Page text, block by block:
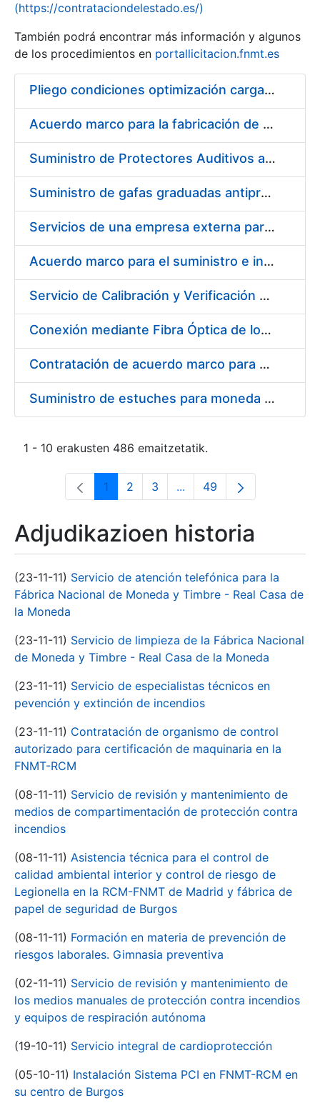
Erakutsi/Ezkutatu
(https://contrataciondelestado.es/)
También podrá encontrar más información y algunos
de los procedimientos en portallicitacion.fnmt.es
Pliego condiciones optimización cargas compras firmado
Acuerdo marco para la fabricación de piezas
Suministro de Protectores Auditivos a medida para las personas trabajadoras de los Centros de Trabajo de Madrid y Burgos
Suministro de gafas graduadas antiproyecciones para los trabajadores de la FNMT-RCM en los centros de trabajo de Madrid y Burgos
Servicios de una empresa externa para el asesoramiento y resolución de los recursos de alzada que se presentan relacionados con procesos de selección para la FNMT-RCM
Acuerdo marco para el suministro e instalación de persianas, estores y otros complementos
Servicio de Calibración y Verificación Externa de los Equipos de Medición del Servicio de Prevención de la FNMT-RCM
Conexión mediante Fibra Óptica de los Centros de Proceso de Datos (CPDs) de las sedes de la FNMT-RCM de Burgos y Madrid
Contratación de acuerdo marco para el Suministro de Material de Electricidad para la Fábrica Nacional de Moneda y Timbre-Real Casa de la Moneda en su centro de trabajo de Burgos
Suministro de estuches para moneda de 30 €
1 - 10 erakusten 486 emaitzetatik.
Orrialdea
1 Orrialdea
2 Orrialdea
3 ...Intermediate Pages Use
Orrialdea
49
Adjudikazioen historia
(23-11-11) Servicio de atención telefónica para la
Fábrica Nacional de Moneda y Timbre - Real Casa de
la Moneda
(23-11-11) Servicio de limpieza de la Fábrica Nacional
de Moneda y Timbre - Real Casa de la Moneda
(23-11-11) Servicio de especialistas técnicos en
pevención y extinción de incendios
(23-11-11) Contratación de organismo de control
autorizado para certificación de maquinaria en la
FNMT-RCM
(08-11-11) Servicio de revisión y mantenimiento de
medios de compartimentación de protección contra
incendios
(08-11-11) Asistencia técnica para el control de
calidad ambiental interior y control de riesgo de
Legionella en la RCM-FNMT de Madrid y fábrica de
papel de seguridad de Burgos
(08-11-11) Formación en materia de prevención de
riesgos laborales. Gimnasia preventiva
(02-11-11) Servicio de revisión y mantenimiento de
los medios manuales de protección contra incendios
y equipos de respiración autónoma
(19-10-11) Servicio integral de cardioprotección
(05-10-11) Instalación Sistema PCI en FNMT-RCM en
su centro de Burgos